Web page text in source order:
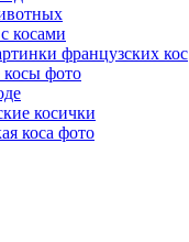
косами
французских кос
фото
косички
коса фото